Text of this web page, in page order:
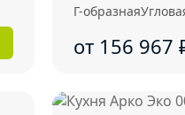
Г-образная
от 156 967